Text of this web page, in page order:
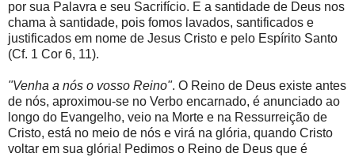
por sua Palavra e seu Sacrifício. E a santidade de Deus nos
chama à santidade, pois fomos lavados, santificados e
justificados em nome de Jesus Cristo e pelo Espírito Santo
(Cf. 1 Cor 6, 11).
"Venha a nós o vosso Reino". O Reino de Deus existe antes
de nós, aproximou-se no Verbo encarnado, é anunciado ao
longo do Evangelho, veio na Morte e na Ressurreição de
Cristo, está no meio de nós e virá na glória, quando Cristo
voltar em sua glória! Pedimos o Reino de Deus que é